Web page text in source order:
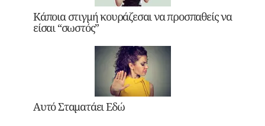
Κάποια στιγμή κουράζεσαι να προσπαθείς να
είσαι “σωστός”
Αυτό Σταματάει Εδώ